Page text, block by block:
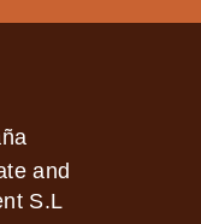
and
S.L